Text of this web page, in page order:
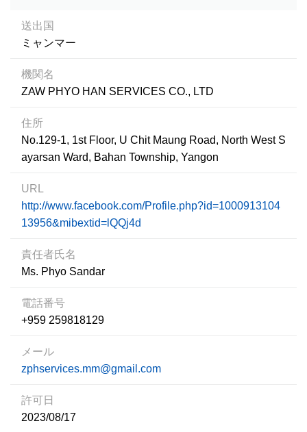
送出国
ミャンマー
機関名
ZAW PHYO HAN SERVICES CO., LTD
住所
No.129-1, 1st Floor, U Chit Maung Road, North West S
ayarsan Ward, Bahan Township, Yangon
URL
http://www.facebook.com/Profile.php?id=1000913104
13956&mibextid=lQQj4d
責任者氏名
Ms. Phyo Sandar
電話番号
+959 259818129
メール
zphservices.mm@gmail.com
許可日
2023/08/17